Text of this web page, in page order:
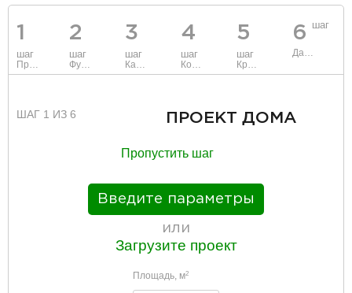
1
шаг
2
шаг
3
шаг
4
шаг
5
шаг
6 шаг
ШАГ 1 ИЗ 6 ПРОЕКТ ДОМА
Пропустить шаг
Введите параметры
или
Загрузите проект
Площадь, м2